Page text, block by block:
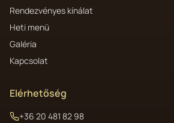
Rendezvényes kínálat
Heti menü
Galéria
Kapcsolat
Elérhetőség
+36 20 481 82 98